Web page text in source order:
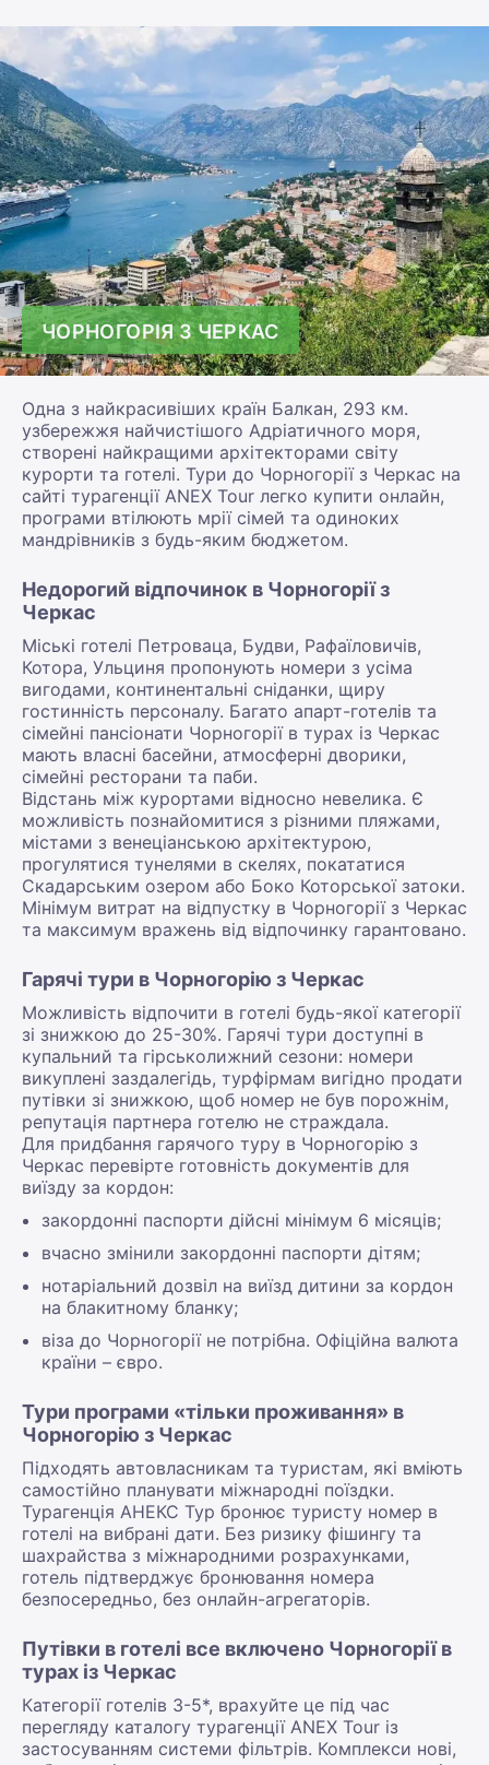
ЧОРНОГОРІЯ З ЧЕРКАС
Одна з найкрасивіших країн Балкан, 293 км.
узбережжя найчистішого Адріатичного моря,
створені найкращими архітекторами світу
курорти та готелі. Тури до Чорногорії з Черкас на
сайті турагенції ANEX Tour легко купити онлайн,
програми втілюють мрії сімей та одиноких
мандрівників з будь-яким бюджетом.
Недорогий відпочинок в Чорногорії з
Черкас
Міські готелі Петроваца, Будви, Рафаїловичів,
Котора, Ульциня пропонують номери з усіма
вигодами, континентальні сніданки, щиру
гостинність персоналу. Багато апарт-готелів та
сімейні пансіонати Чорногорії в турах із Черкас
мають власні басейни, атмосферні дворики,
сімейні ресторани та паби.
Відстань між курортами відносно невелика. Є
можливість познайомитися з різними пляжами,
містами з венеціанською архітектурою,
прогулятися тунелями в скелях, покататися
Скадарським озером або Боко Которської затоки.
Мінімум витрат на відпустку в Чорногорії з Черкас
та максимум вражень від відпочинку гарантовано.
Гарячі тури в Чорногорію з Черкас
Можливість відпочити в готелі будь-якої категорії
зі знижкою до 25-30%. Гарячі тури доступні в
купальний та гірськолижний сезони: номери
викуплені заздалегідь, турфірмам вигідно продати
путівки зі знижкою, щоб номер не був порожнім,
репутація партнера готелю не страждала.
Для придбання гарячого туру в Чорногорію з
Черкас перевірте готовність документів для
виїзду за кордон:
закордонні паспорти дійсні мінімум 6 місяців;
вчасно змінили закордонні паспорти дітям;
нотаріальний дозвіл на виїзд дитини за кордон
на блакитному бланку;
віза до Чорногорії не потрібна. Офіційна валюта
країни – євро.
Тури програми «тільки проживання» в
Чорногорію з Черкас
Підходять автовласникам та туристам, які вміють
самостійно планувати міжнародні поїздки.
Турагенція АНЕКС Тур бронює туристу номер в
готелі на вибрані дати. Без ризику фішингу та
шахрайства з міжнародними розрахунками,
готель підтверджує бронювання номера
безпосередньо, без онлайн-агрегаторів.
Путівки в готелі все включено Чорногорії в
турах із Черкас
Категорії готелів 3-5*, врахуйте це під час
перегляду каталогу турагенції ANEX Tour із
застосуванням системи фільтрів. Комплекси нові,